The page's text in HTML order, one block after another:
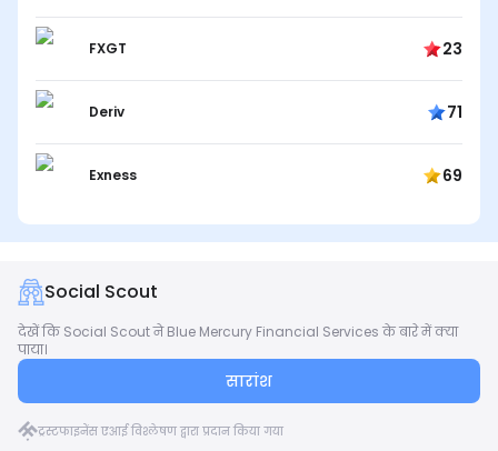
FXGT 23
Deriv 71
Exness 69
Social Scout
देखें कि Social Scout ने Blue Mercury Financial Services के बारे में क्या
पाया।
सारांश
ट्रस्टफाइनेंस एआई विश्लेषण द्वारा प्रदान किया गया